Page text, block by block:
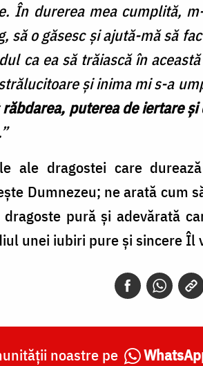
În durerea mea cumplită,
să o găsesc și ajută-mă să
ca ea să trăiască în
și inima mi s-a
răbdarea, puterea de iertare
ale dragostei care
Dumnezeu; ne arată cum
pură și adevărată
unei iubiri pure și sincere Îl
noastre pe